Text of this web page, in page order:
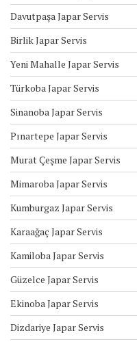
Davutpaşa Japar Servis
Birlik Japar Servis
Yeni Mahalle Japar Servis
Türkoba Japar Servis
Sinanoba Japar Servis
Pınartepe Japar Servis
Murat Çeşme Japar Servis
Mimaroba Japar Servis
Kumburgaz Japar Servis
Karaağaç Japar Servis
Kamiloba Japar Servis
Güzelce Japar Servis
Ekinoba Japar Servis
Dizdariye Japar Servis